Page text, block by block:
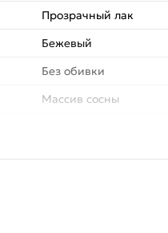
Прозрачный лак
Бежевый
Без обивки
Массив сосны